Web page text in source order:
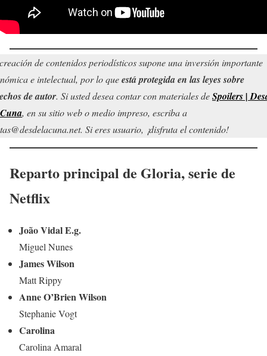
de contenidos periodísticos supone una inversión importante
e intelectual, por lo queestá protegida en las leyes sobre
de autor. Si usted desea contar con materiales deSpoilers |
, en su sitio web o medio impreso, escriba a
Si eres usuario, ¡disfruta el contenido!
Reparto principal de Gloria, serie de
Netflix
João Vidal E.g.
Miguel Nunes
James Wilson
Matt Rippy
Anne O’Brien Wilson
Stephanie Vogt
Carolina
Carolina Amaral